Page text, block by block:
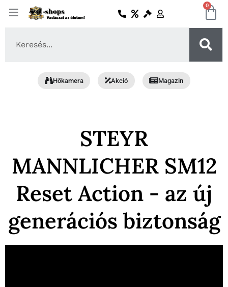
Skip
0
Hőkamera Akció Magazin
STEYR
MANNLICHER SM12
Reset Action - az új
generációs biztonság